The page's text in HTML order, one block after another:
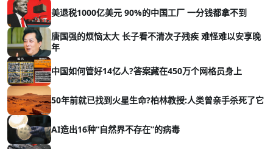
美退税1000亿美元 90%的中国工厂 一分钱都拿不到
唐国强的烦恼太大 长子看不清次子残疾 难怪难以安享晚
年
中国如何管好14亿人?答案藏在450万个网格员身上
50年前就已找到火星生命?柏林教授:人类曾亲手杀死了它
AI造出16种“自然界不存在”的病毒